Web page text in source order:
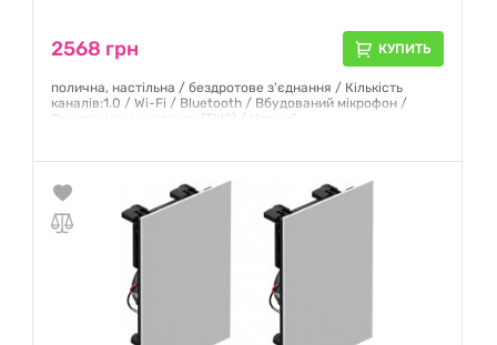
2568 грн КУПИТЬ
полична, настільна / бездротове з'єднання / Кількість
каналів:1.0 / Wi-Fi / Bluetooth / Вбудований мікрофон /
Синхронізація колонок (TWS) / Чорний